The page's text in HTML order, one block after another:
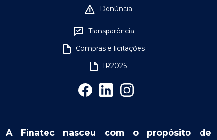
Denúncia
Transparência
Compras e licitações
IR2026
A Finatec nasceu com o propósito de